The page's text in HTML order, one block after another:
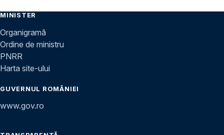
MINISTER
Organigramă
Ordine de ministru
PNRR
Harta site-ului
GUVERNUL ROMÂNIEI
www.gov.ro